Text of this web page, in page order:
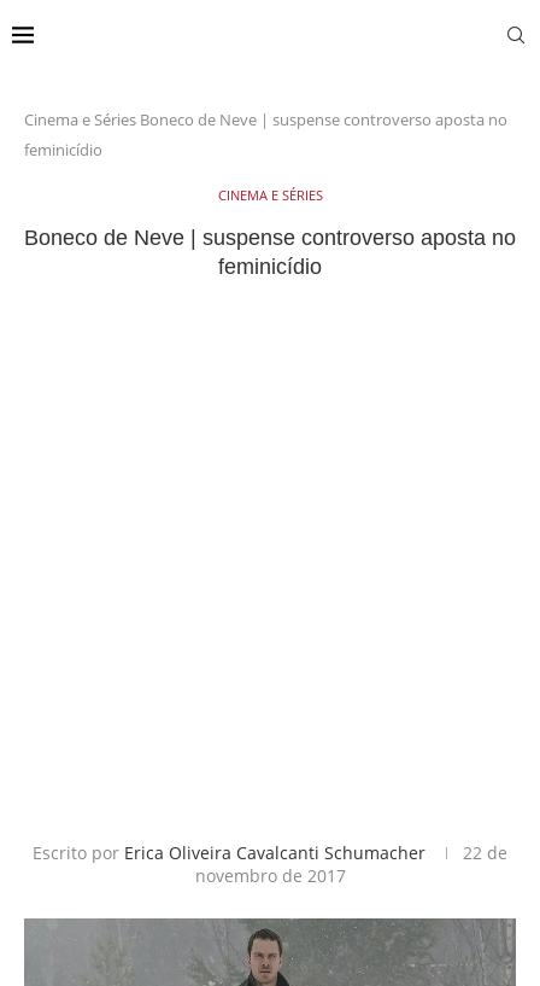
Cinema e Séries Boneco de Neve | suspense controverso aposta no
feminicídio
CINEMA E SÉRIES
Boneco de Neve | suspense controverso aposta no
feminicídio
Escrito por Erica Oliveira Cavalcanti Schumacher
22 de
novembro de 2017